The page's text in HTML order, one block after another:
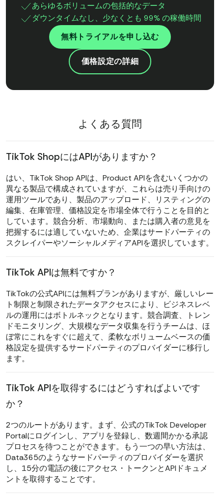
あらゆるボリュームの包括的なデータ
ダウンタイムなし、少なくとも 99% の稼働時間
無料トライアルを申し込む
価格設定の詳細
よくある質問
TikTok ShopにはAPIがありますか？
はい、TikTok Shop APIは、Product APIを含むいくつかの
異なる製品で構成されていますが、これらは売り手向けの
運用ツールであり、製品のアップロード、リスティングの
編集、在庫管理、価格設定を市場全体で行うことを目的と
しています。競合分析、市場動向、または購入者の意見を
把握するには適していないため、企業はサードパーティの
スクレイパーやソーシャルメディアAPIを選択しています。
TikTok APIは無料ですか？
TikTokの公式APIには無料プランがありますが、厳しいレー
ト制限と制限されたデータアクセスにより、ビジネスレベ
ルの運用にはボトルネックとなります。競合調査、トレン
ドモニタリング、大規模なデータ収集を行うチームは、ほ
ぼ常にこれをすぐに超えて、柔軟なボリュームベースの価
格設定を提供するサードパーティのプロバイダーに移行し
ます。
TikTok APIを取得するにはどうすればよいです
か？
2つのルートがあります。まず、公式のTikTok Developer
Portalにログインし、アプリを登録し、数週間かかる承認
プロセスを待つことができます。もう一つの早い方法は、
Data365のようなサードパーティのプロバイダーを選択
し、15分の電話の後にアクセス・トークンとAPIドキュメ
ントを取得することです。